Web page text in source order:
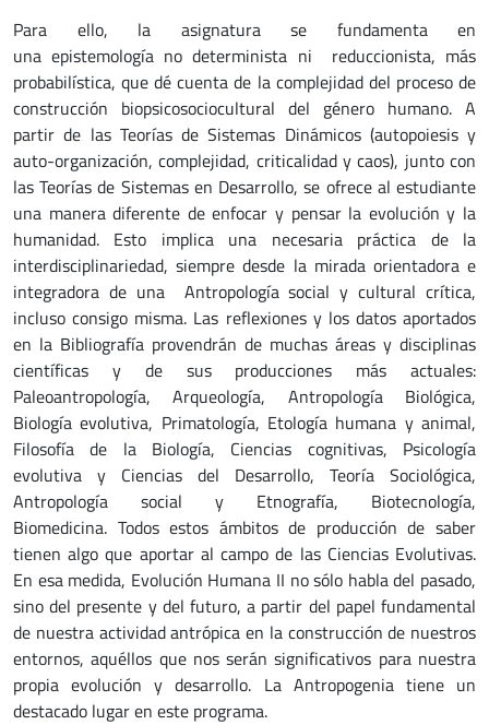
Para ello, la asignatura se fundamenta en
una epistemología no determinista ni reduccionista, más
probabilística, que dé cuenta de la complejidad del proceso de
construcción biopsicosociocultural del género humano. A
partir de las Teorías de Sistemas Dinámicos (autopoiesis y
auto-organización, complejidad, criticalidad y caos), junto con
las Teorías de Sistemas en Desarrollo, se ofrece al estudiante
una manera diferente de enfocar y pensar la evolución y la
humanidad. Esto implica una necesaria práctica de la
interdisciplinariedad, siempre desde la mirada orientadora e
integradora de una Antropología social y cultural crítica,
incluso consigo misma. Las reflexiones y los datos aportados
en la Bibliografía provendrán de muchas áreas y disciplinas
científicas y de sus producciones más actuales:
Paleoantropología, Arqueología, Antropología Biológica,
Biología evolutiva, Primatología, Etología humana y animal,
Filosofía de la Biología, Ciencias cognitivas, Psicología
evolutiva y Ciencias del Desarrollo, Teoría Sociológica,
Antropología social y Etnografía, Biotecnología,
Biomedicina. Todos estos ámbitos de producción de saber
tienen algo que aportar al campo de las Ciencias Evolutivas.
En esa medida, Evolución Humana II no sólo habla del pasado,
sino del presente y del futuro, a partir del papel fundamental
de nuestra actividad antrópica en la construcción de nuestros
entornos, aquéllos que nos serán significativos para nuestra
propia evolución y desarrollo. La Antropogenia tiene un
destacado lugar en este programa.